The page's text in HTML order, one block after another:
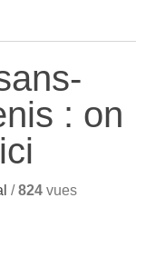
: on
/824 vues